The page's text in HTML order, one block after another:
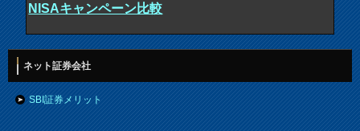
NISAキャンペーン比較
ネット証券会社
SBI証券メリット